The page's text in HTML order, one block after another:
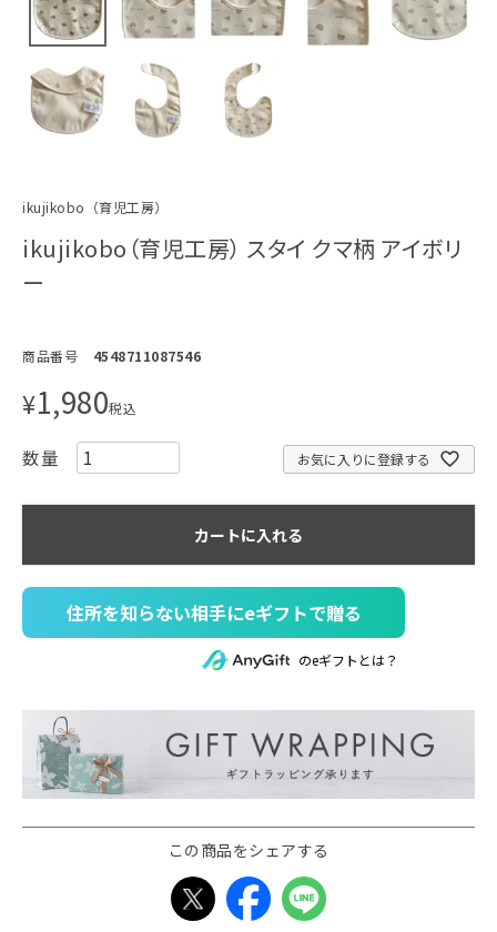
ikujikobo（育児工房）
ikujikobo（育児工房） スタイ クマ柄 アイボリ
ー
商品番号 4548711087546
¥1,980税込
お気に入りに登録する
カートに入れる
住所を知らない相手にeギフトで贈る
のeギフトとは？
この商品をシェアする